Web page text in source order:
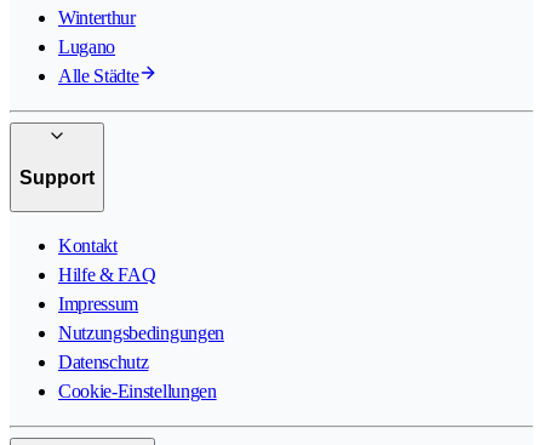
Winterthur
Lugano
Alle Städte
Support
Kontakt
Hilfe & FAQ
Impressum
Nutzungsbedingungen
Datenschutz
Cookie-Einstellungen